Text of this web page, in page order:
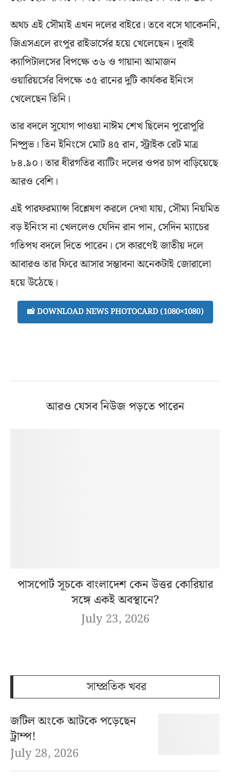
অথচ এই সৌম্যই এখন দলের বাইরে। তবে বসে থাকেননি,
জিএসএলে রংপুর রাইডার্সের হয়ে খেলেছেন। দুবাই
ক্যাপিটালসের বিপক্ষে ৩৬ ও গায়ানা আমাজন
ওয়ারিয়র্সের বিপক্ষে ৩৫ রানের দুটি কার্যকর ইনিংস
খেলেছেন তিনি।
তার বদলে সুযোগ পাওয়া নাঈম শেখ ছিলেন পুরোপুরি
নিষ্প্রভ। তিন ইনিংসে মোট ৪৫ রান, স্ট্রাইক রেট মাত্র
৮৪.৯০। তার ধীরগতির ব্যাটিং দলের ওপর চাপ বাড়িয়েছে
আরও বেশি।
এই পারফরম্যান্স বিশ্লেষণ করলে দেখা যায়, সৌম্য নিয়মিত
বড় ইনিংস না খেললেও যেদিন রান পান, সেদিন ম্যাচের
গতিপথ বদলে দিতে পারেন। সে কারণেই জাতীয় দলে
আবারও তার ফিরে আসার সম্ভাবনা অনেকটাই জোরালো
হয়ে উঠেছে।
📸 DOWNLOAD NEWS PHOTOCARD (1080×1080)
আরও যেসব নিউজ পড়তে পারেন
পাসপোর্ট সূচকে বাংলাদেশ কেন উত্তর কোরিয়ার
সঙ্গে একই অবস্থানে?
July 23, 2026
সাম্প্রতিক খবর
জটিল অংকে আটকে পড়েছেন
ট্রাম্প!
July 28, 2026